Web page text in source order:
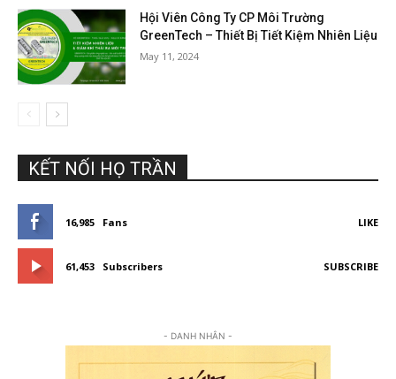
Hội Viên Công Ty CP Môi Trường
GreenTech – Thiết Bị Tiết Kiệm Nhiên Liệu
May 11, 2024
KẾT NỐI HỌ TRẦN
16,985 Fans LIKE
61,453 Subscribers SUBSCRIBE
- DANH NHÂN -